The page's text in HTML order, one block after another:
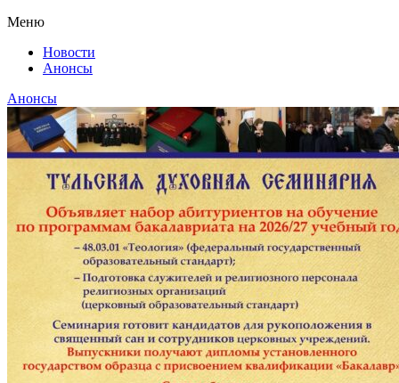
Меню
Новости
Анонсы
Анонсы